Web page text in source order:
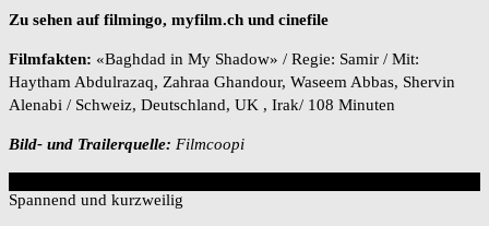
Zu sehen auf filmingo, myfilm.ch und cinefile
Filmfakten: «Baghdad in My Shadow» / Regie: Samir / Mit:
Haytham Abdulrazaq, Zahraa Ghandour, Waseem Abbas, Shervin
Alenabi / Schweiz, Deutschland, UK , Irak/ 108 Minuten
Bild- und Trailerquelle: Filmcoopi
Spannend und kurzweilig